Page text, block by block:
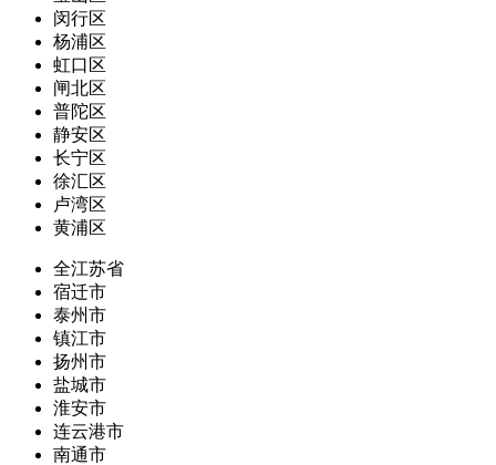
闵行区
杨浦区
虹口区
闸北区
普陀区
静安区
长宁区
徐汇区
卢湾区
黄浦区
全江苏省
宿迁市
泰州市
镇江市
扬州市
盐城市
淮安市
连云港市
南通市